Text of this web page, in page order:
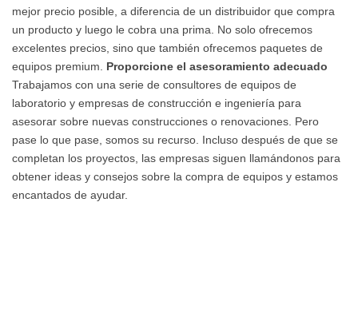
mejor precio posible, a diferencia de un distribuidor que compra
un producto y luego le cobra una prima. No solo ofrecemos
excelentes precios, sino que también ofrecemos paquetes de
equipos premium. Proporcione el asesoramiento adecuado
Trabajamos con una serie de consultores de equipos de
laboratorio y empresas de construcción e ingeniería para
asesorar sobre nuevas construcciones o renovaciones. Pero
pase lo que pase, somos su recurso. Incluso después de que se
completan los proyectos, las empresas siguen llamándonos para
obtener ideas y consejos sobre la compra de equipos y estamos
encantados de ayudar.